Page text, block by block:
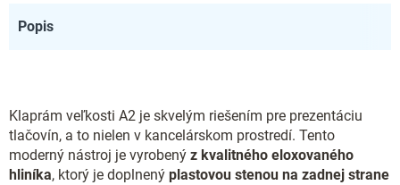
Popis
Klaprám veľkosti A2 je skvelým riešením pre prezentáciu
tlačovín, a to nielen v kancelárskom prostredí. Tento
moderný nástroj je vyrobený z kvalitného eloxovaného
hliníka, ktorý je doplnený plastovou stenou na zadnej strane